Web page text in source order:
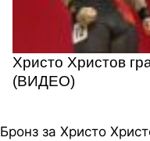
Христо Христов
(ВИДЕО)
Бронз за Христо